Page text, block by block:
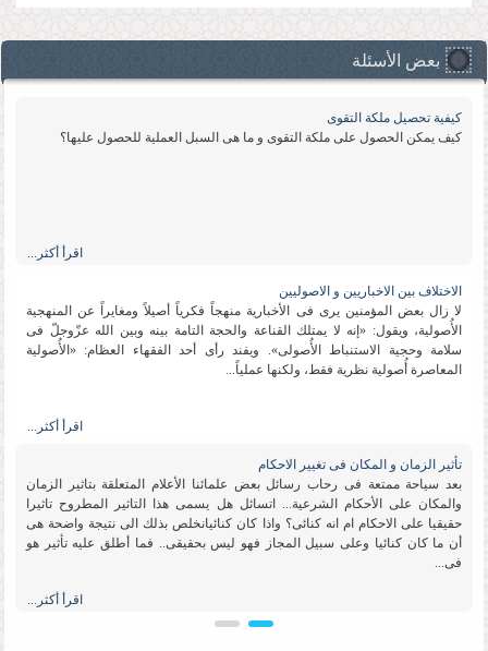
بعض الأسئلة
كیفیة تحصیل ملكة التقوى
كیف یمكن الحصول على ملكة التقوى و ما هی السبل العملیة للحصول علیها؟
اقرأ أكثر...
الاختلاف بین الاخباریین و الاصولیین
لا زال بعض المؤمنین یرى فی الأخباریة منهجاً فكریاً أصیلاً ومغایراً عن المنهجیة
الأُصولیة، ویقول: «إنه لا یمتلك القناعة والحجة التامة بینه وبین الله عزّوجلّ فی
سلامة وحجیة الاستنباط الأُصولی». ویفند رأی أحد الفقهاء العظام: «الأُصولیة
المعاصرة أُصولیة نظریة فقط، ولكنها عملیاً...
اقرأ أكثر...
تأثیر الزمان و المكان فی تغییر الاحكام
بعد سیاحة ممتعة فی رحاب رسائل بعض علمائنا الأعلام المتعلقة بتاثیر الزمان
والمكان على الأحكام الشرعیة... اتسائل هل یسمى هذا التاثیر المطروح تاثیرا
حقیقیا على الاحكام ام انه كنائی؟ واذا كان كنائیانخلص بذلك الى نتیجة واضحة هی
أن ما كان كنائیا وعلى سبیل المجاز فهو لیس بحقیقی.. فما أطلق علیه تأثیر هو
فی...
اقرأ أكثر...